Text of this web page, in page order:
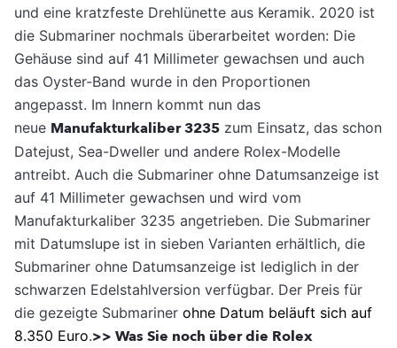
und eine kratzfeste Drehlünette aus Keramik. 2020 ist
die Submariner nochmals überarbeitet worden: Die
Gehäuse sind auf 41 Millimeter gewachsen und auch
das Oyster-Band wurde in den Proportionen
angepasst. Im Innern kommt nun das
neue Manufakturkaliber 3235 zum Einsatz, das schon
Datejust, Sea-Dweller und andere Rolex-Modelle
antreibt. Auch die Submariner ohne Datumsanzeige ist
auf 41 Millimeter gewachsen und wird vom
Manufakturkaliber 3235 angetrieben. Die Submariner
mit Datumslupe ist in sieben Varianten erhältlich, die
Submariner ohne Datumsanzeige ist lediglich in der
schwarzen Edelstahlversion verfügbar. Der Preis für
die gezeigte Submariner ohne Datum beläuft sich auf
8.350 Euro.>> Was Sie noch über die Rolex